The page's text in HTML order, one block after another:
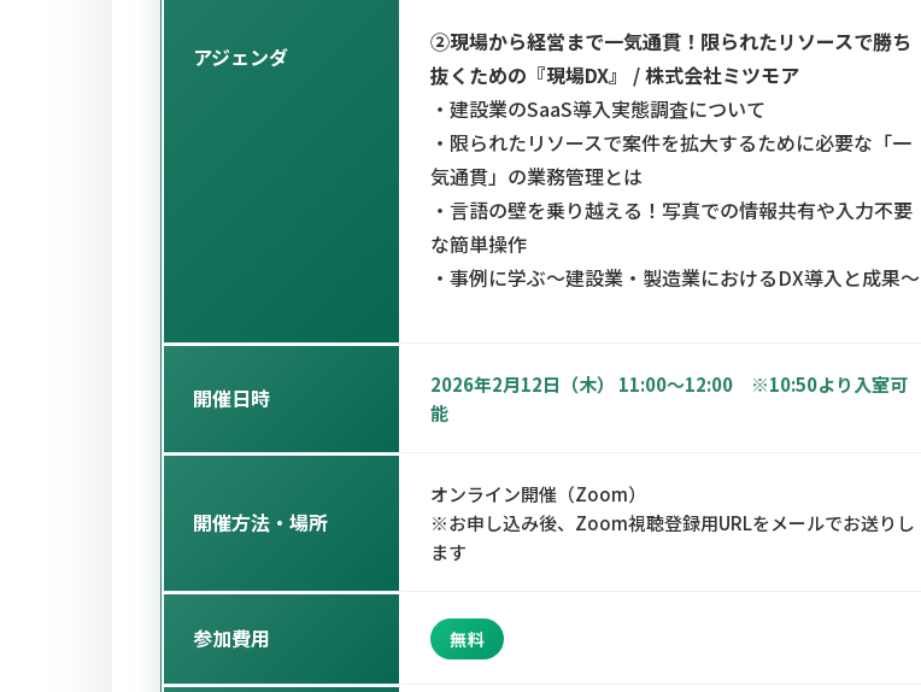
アジェンダ
②現場から経営まで一気通貫！限られたリソースで勝ち
抜くための『現場DX』 / 株式会社ミツモア
・建設業のSaaS導入実態調査について
・限られたリソースで案件を拡大するために必要な「一
気通貫」の業務管理とは
・言語の壁を乗り越える！写真での情報共有や入力不要
な簡単操作
・事例に学ぶ～建設業・製造業におけるDX導入と成果～
開催日時
2026年2月12日（木） 11:00～12:00 ※10:50より入室可
能
開催方法・場所
オンライン開催（Zoom）
※お申し込み後、Zoom視聴登録用URLをメールでお送りし
ます
参加費用 無料